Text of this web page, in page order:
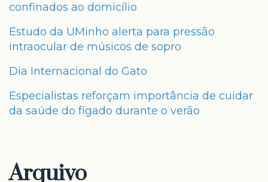
confinados ao domicílio
Estudo da UMinho alerta para pressão
intraocular de músicos de sopro
Dia Internacional do Gato
Especialistas reforçam importância de cuidar
da saúde do fígado durante o verão
Arquivo